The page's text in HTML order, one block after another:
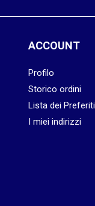
ACCOUNT
Profilo
Storico ordini
Lista dei Preferiti
I miei indirizzi